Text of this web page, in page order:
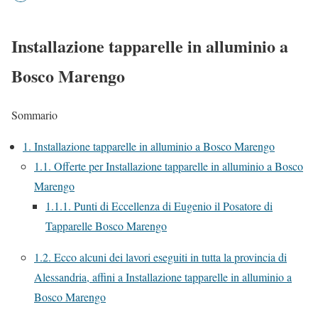
Installazione tapparelle in alluminio a
Bosco Marengo
Sommario
1. Installazione tapparelle in alluminio a Bosco Marengo
1.1. Offerte per Installazione tapparelle in alluminio a Bosco
Marengo
1.1.1. Punti di Eccellenza di Eugenio il Posatore di
Tapparelle Bosco Marengo
1.2. Ecco alcuni dei lavori eseguiti in tutta la provincia di
Alessandria, affini a Installazione tapparelle in alluminio a
Bosco Marengo